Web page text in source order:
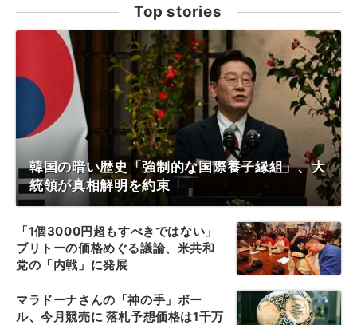
Top stories
韓国の暗い歴史「強制的な国際養子縁組」、大
統領が真相解明を約束
「1個3000円超もすべきではない」
ブリトーの価格めぐる議論、米共和
党の「内戦」に発展
マラドーナさんの「神の手」ボー
ル、今月競売に 落札予想価格は1千万